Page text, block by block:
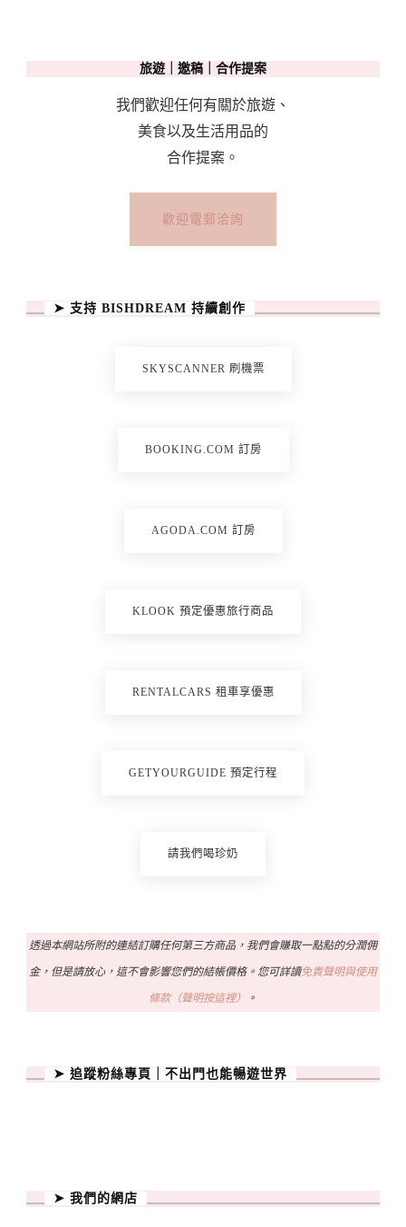
旅遊｜邀稿｜合作提案
我們歡迎任何有關於旅遊、
美食以及生活用品的
合作提案。
歡迎電郵洽詢
➤ 支持 BISHDREAM 持續創作
SKYSCANNER 刷機票
BOOKING.COM 訂房
AGODA.COM 訂房
KLOOK 預定優惠旅行商品
RENTALCARS 租車享優惠
GETYOURGUIDE 預定行程
請我們喝珍奶
透過本網站所附的連結訂購任何第三方商品，我們會賺取一點點的分潤佣
金，但是請放心，這不會影響您們的結帳價格。您可詳讀免責聲明與使用
條款（聲明按這裡） 。
➤ 追蹤粉絲專頁｜不出門也能暢遊世界
➤ 我們的網店